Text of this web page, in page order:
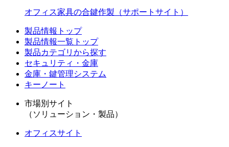
オフィス家具の合鍵作製（サポートサイト）
製品情報トップ
製品情報一覧トップ
製品カテゴリから探す
セキュリティ・金庫
金庫・鍵管理システム
キーノート
市場別サイト
（ソリューション・製品）
オフィスサイト